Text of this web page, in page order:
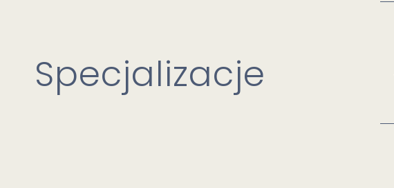
Specjalizacje